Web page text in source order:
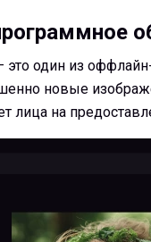
это один из
новые
лица на